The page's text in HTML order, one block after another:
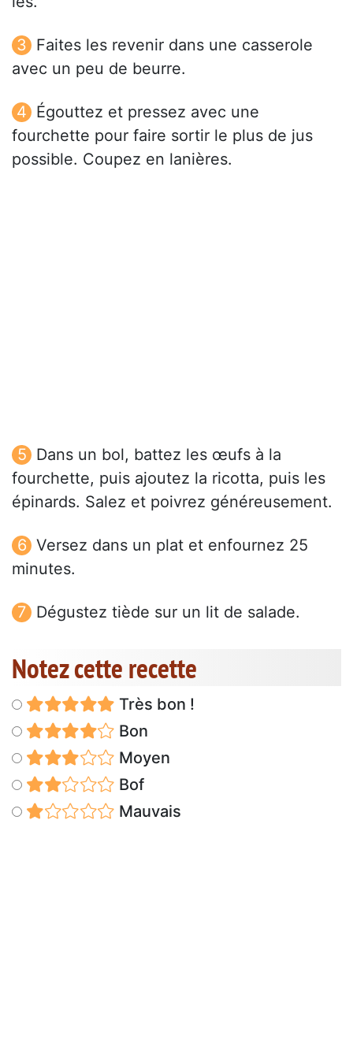
Faites les revenir dans une casserole
avec un peu de beurre.
Égouttez et pressez avec une
fourchette pour faire sortir le plus de jus
possible. Coupez en lanières.
Dans un bol, battez les œufs à la
fourchette, puis ajoutez la ricotta, puis les
épinards. Salez et poivrez généreusement.
Versez dans un plat et enfournez 25
minutes.
Dégustez tiède sur un lit de salade.
Notez cette recette
Très bon !
Bon
Moyen
Bof
Mauvais